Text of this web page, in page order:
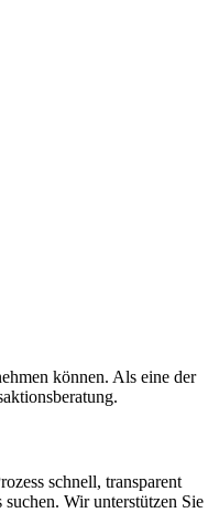
können. Als eine der
schnell, transparent
Wir unterstützen Sie